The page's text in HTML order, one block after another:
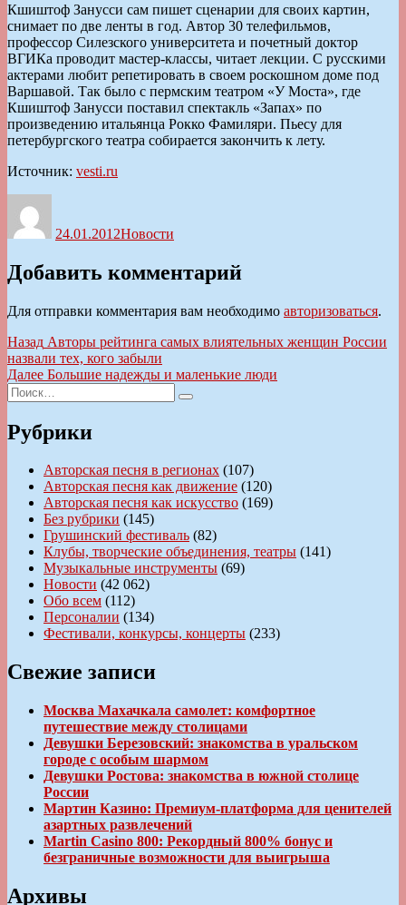
Кшиштоф Занусси сам пишет сценарии для своих картин,
снимает по две ленты в год. Автор 30 телефильмов,
профессор Силезского университета и почетный доктор
ВГИКа проводит мастер-классы, читает лекции. С русскими
актерами любит репетировать в своем роскошном доме под
Варшавой. Так было с пермским театром «У Моста», где
Кшиштоф Занусси поставил спектакль «Запах» по
произведению итальянца Рокко Фамиляри. Пьесу для
петербургского театра собирается закончить к лету.
Источник: vesti.ru
24.01.2012Новости
Добавить комментарий
Для отправки комментария вам необходимо авторизоваться.
Навигация
по
записям
Назад Предыдущая
запись:
Авторы рейтинга самых влиятельных женщин России
назвали тех, кого забыли
Далее Следующая
Большие надежды и маленькие люди
Искать:
Поиск
Рубрики
Авторская песня в регионах (107)
Авторская песня как движение (120)
Авторская песня как искусство (169)
Без рубрики (145)
Грушинский фестиваль (82)
Клубы, творческие объединения, театры (141)
Музыкальные инструменты (69)
Новости (42 062)
Обо всем (112)
Персоналии (134)
Фестивали, конкурсы, концерты (233)
Свежие записи
Москва Махачкала самолет: комфортное
путешествие между столицами
Девушки Березовский: знакомства в уральском
городе с особым шармом
Девушки Ростова: знакомства в южной столице
России
Мартин Казино: Премиум-платформа для ценителей
азартных развлечений
Martin Casino 800: Рекордный 800% бонус и
безграничные возможности для выигрыша
Архивы